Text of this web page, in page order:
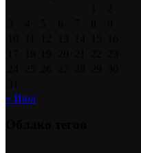
« Июл